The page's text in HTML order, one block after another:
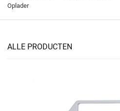
Oplader
ALLE PRODUCTEN